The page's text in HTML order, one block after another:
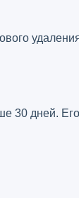
30 дней.